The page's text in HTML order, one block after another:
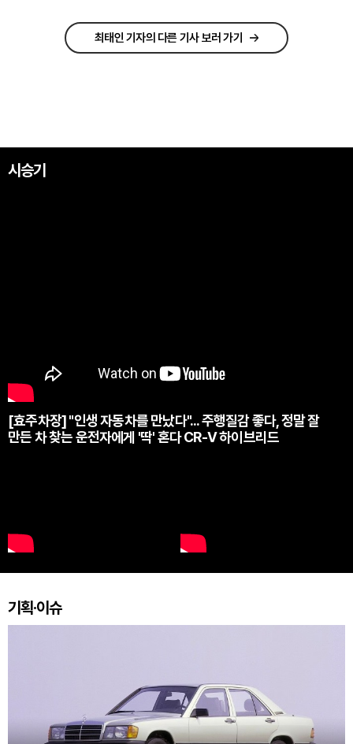
최태인 기자의 다른 기사 보러 가기
시승기
[효주차장] "인생 자동차를 만났다"... 주행질감 좋다, 정말 잘
만든 차 찾는 운전자에게 '딱' 혼다 CR-V 하이브리드
기획·이슈